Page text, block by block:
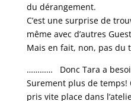
du dérangement.
C’est une surprise de
même avec d’autres
Mais en fait, non, pas du
………… Donc Tara a
Surement plus de
pris vite place dans